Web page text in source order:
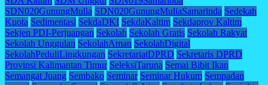
SDN020GunungMulia SDN020GunungMuliaSamarinda Sedekah
Kuota Sedimentasi SekdaDKI SekdaKaltim Sekdaprov Kaltim
Sekjen PDI-Perjuangan Sekolah Sekolah Gratis Sekolah Rakyat
Sekolah Unggulan SekolahAman SekolahDigital
SekolahPeduliLingkungan SekretariatDPRD Sekretaris DPRD
Provinsi Kalimantan Timur SeleksiTaruna Semai Bibit Ikan
Semangat Juang Sembako Seminar Seminar Hukum Sempadan